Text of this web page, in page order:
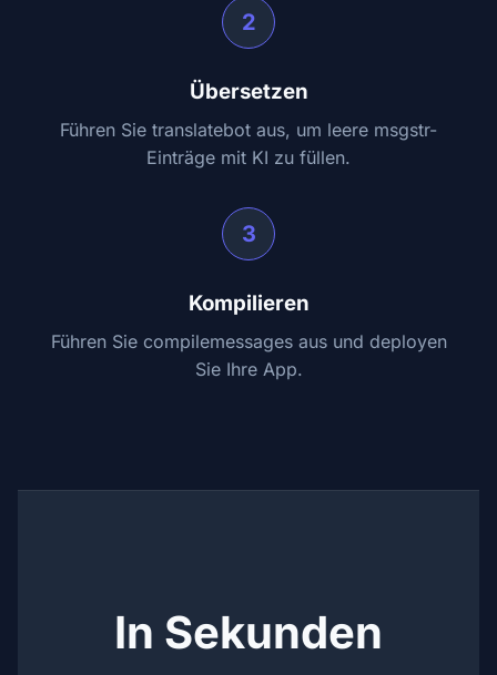
2
Übersetzen
Führen Sie translatebot aus, um leere msgstr-
Einträge mit KI zu füllen.
3
Kompilieren
Führen Sie compilemessages aus und deployen
Sie Ihre App.
In Sekunden